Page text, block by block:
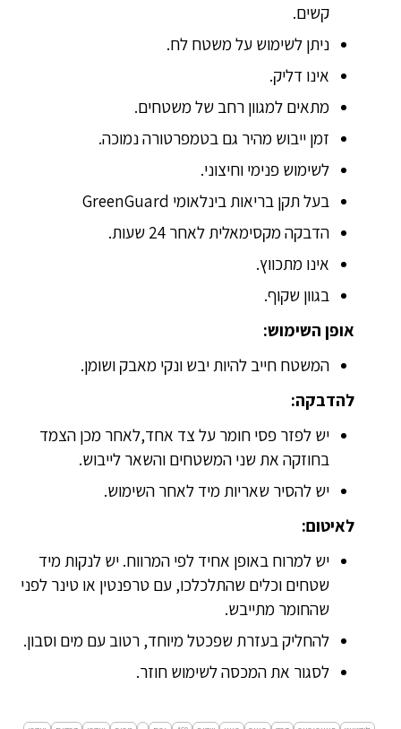
קשים.
ניתן לשימוש על משטח לח.
אינו דליק.
מתאים למגוון רחב של משטחים.
זמן ייבוש מהיר גם בטמפרטורה נמוכה.
לשימוש פנימי וחיצוני.
בעל תקן בריאות בינלאומי GreenGuard
הדבקה מקסימאלית לאחר 24 שעות.
אינו מתכווץ.
בגוון שקוף.
אופן השימוש:
המשטח חייב להיות יבש ונקי מאבק ושומן.
להדבקה:
יש לפזר פסי חומר על צד אחד,לאחר מכן הצמד
בחוזקה את שני המשטחים והשאר לייבוש.
יש להסיר שאריות מיד לאחר השימוש.
לאיטום:
יש למרוח באופן אחיד לפי המרווח. יש לנקות מיד
שטחים וכלים שהתלכלכו, עם טרפנטין או טינר לפני
שהחומר מתייבש.
להחליק בעזרת שפכטל מיוחד, רטוב עם מים וסבון.
לסגור את המכסה לשימוש חוזר.